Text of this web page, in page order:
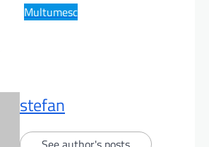
Multumesc
stefan